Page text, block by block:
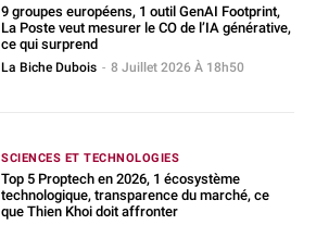
9 groupes européens, 1 outil GenAI Footprint,
La Poste veut mesurer le CO de l’IA générative,
ce qui surprend
La Biche Dubois - 8 Juillet 2026 À 18h50
SCIENCES ET TECHNOLOGIES
Top 5 Proptech en 2026, 1 écosystème
technologique, transparence du marché, ce
que Thien Khoi doit affronter